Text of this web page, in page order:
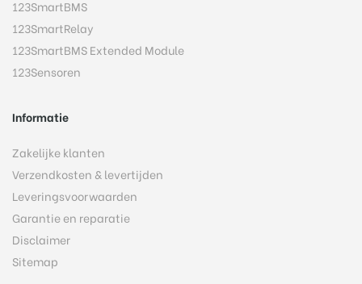
123SmartBMS
123SmartRelay
123SmartBMS Extended Module
123Sensoren
Informatie
Zakelijke klanten
Verzendkosten & levertijden
Leveringsvoorwaarden
Garantie en reparatie
Disclaimer
Sitemap